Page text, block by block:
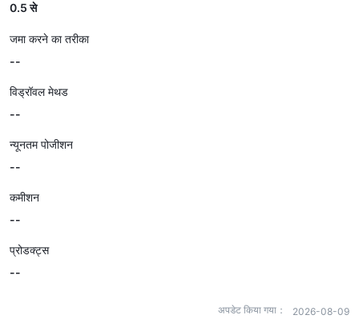
0.5 से
जमा करने का तरीका
--
विड्रॉवल मेथड
--
न्यूनतम पोजीशन
--
कमीशन
--
प्रोडक्ट्स
--
अपडेट किया गया： 2026-08-09